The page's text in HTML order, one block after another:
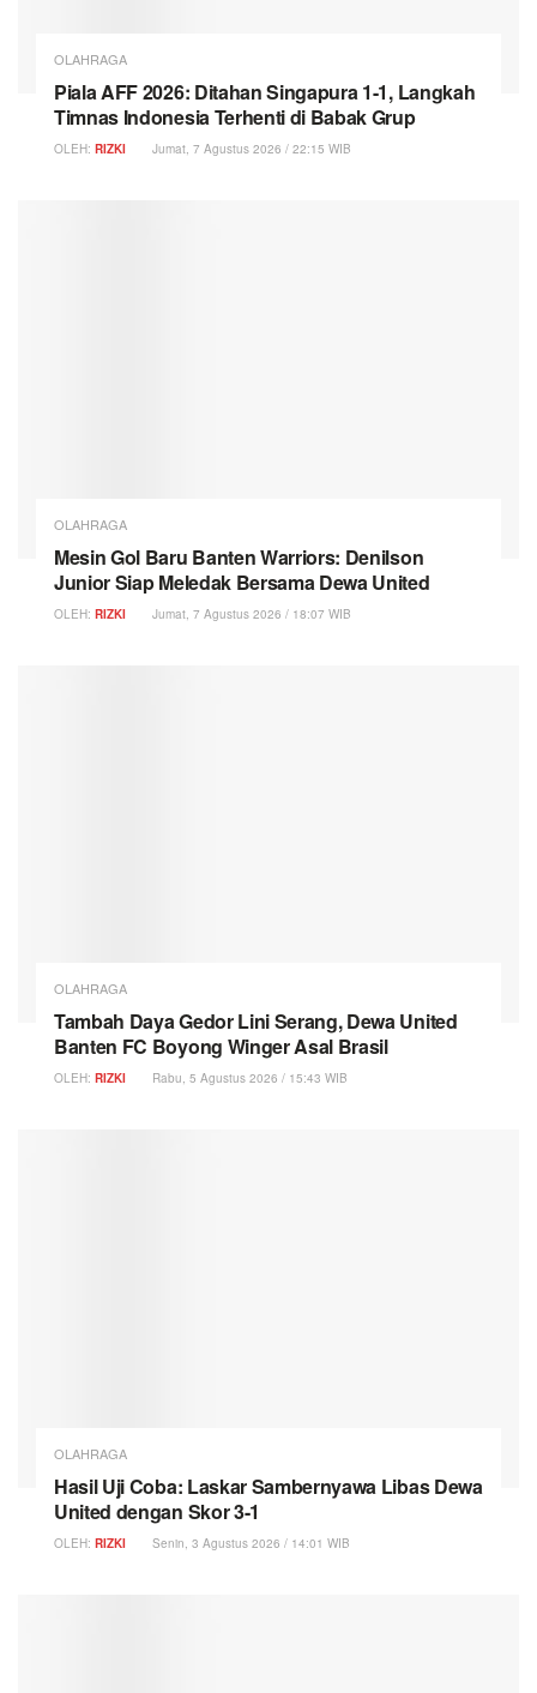
OLAHRAGA
Piala AFF 2026: Ditahan Singapura 1-1, Langkah
Timnas Indonesia Terhenti di Babak Grup
OLEH: RIZKI Jumat, 7 Agustus 2026 / 22:15 WIB
OLAHRAGA
Mesin Gol Baru Banten Warriors: Denilson
Junior Siap Meledak Bersama Dewa United
OLEH: RIZKI Jumat, 7 Agustus 2026 / 18:07 WIB
OLAHRAGA
Tambah Daya Gedor Lini Serang, Dewa United
Banten FC Boyong Winger Asal Brasil
OLEH: RIZKI Rabu, 5 Agustus 2026 / 15:43 WIB
OLAHRAGA
Hasil Uji Coba: Laskar Sambernyawa Libas Dewa
United dengan Skor 3-1
OLEH: RIZKI Senin, 3 Agustus 2026 / 14:01 WIB